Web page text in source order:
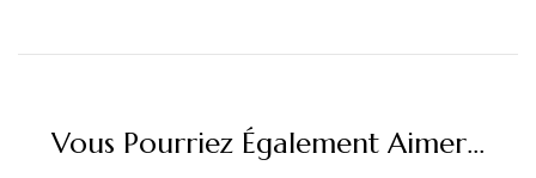
Vous Pourriez Également Aimer...